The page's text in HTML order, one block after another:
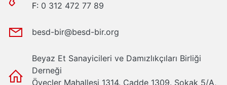
F: 0 312 472 77 89
besd-bir@besd-bir.org
Beyaz Et Sanayicileri ve Damızlıkçıları Birliği
Derneği
Öveçler Mahallesi 1314. Cadde 1309. Sokak 5/A,